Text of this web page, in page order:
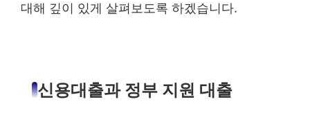
대해 깊이 있게 살펴보도록 하겠습니다.
신용대출과 정부 지원 대출